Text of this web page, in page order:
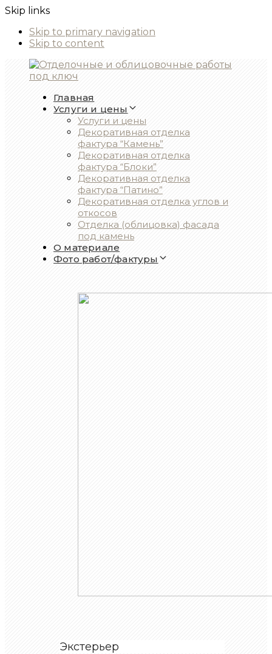
Skip links
Skip to primary navigation
Skip to content
Главная
Услуги и цены
Услуги и цены
Декоративная отделка
фактура “Камень”
Декоративная отделка
фактура “Блоки”
Декоративная отделка
фактура “Патино”
Декоративная отделка углов и
откосов
Отделка (облицовка) фасада
под камень
О материале
Фото работ/фактуры
Экстерьер